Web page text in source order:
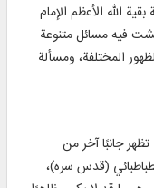
الله الأعظم الإمام
فيه مسائل متنوعة
المختلفة، ومسألة
جانبًا آخر من
(قدس سره)،